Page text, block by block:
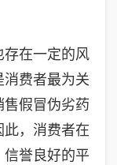
在一定的风
费者最为关
假冒伪劣药
，消费者在
誉良好的平